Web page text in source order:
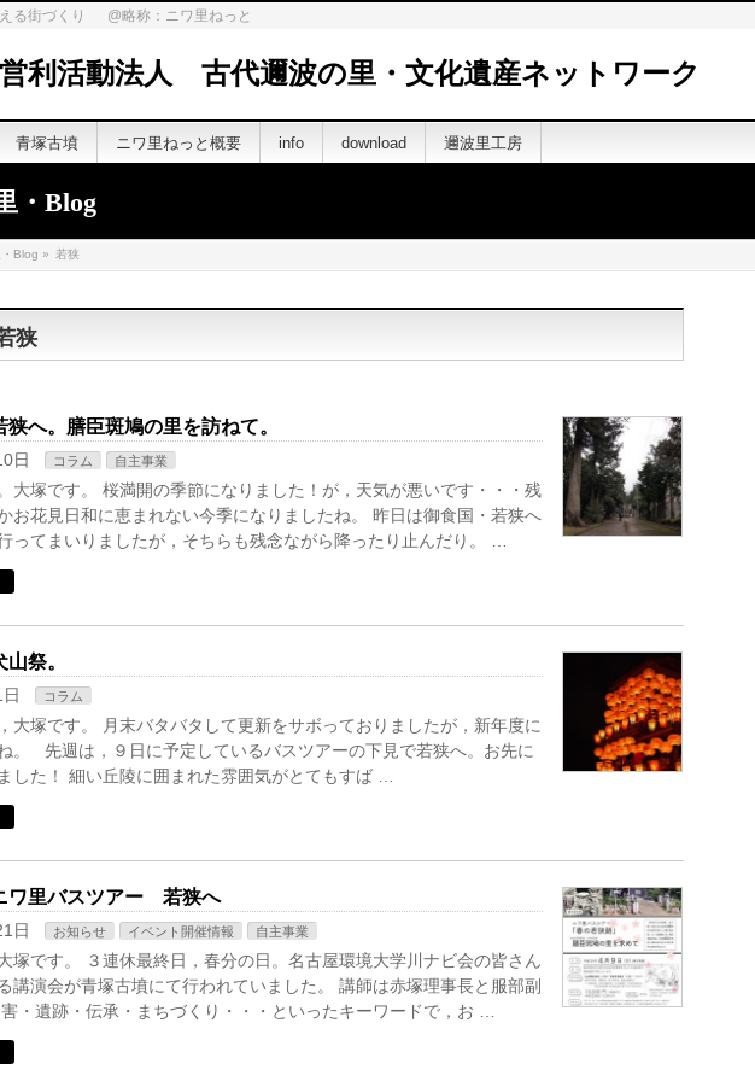
る街づくり @略称：ニワ里ねっと
利活動法人 古代邇波の里・文化遺産ネットワーク
青塚古墳 ニワ里ねっと概要 info download 邇波里工房
・Blog
・Blog » 若狭
狭
狭へ。膳臣斑鳩の里を訪ねて。
日 コラム 自主事業
大塚です。 桜満開の季節になりました！が，天気が悪いです・・・残
お花見日和に恵まれない今季になりましたね。 昨日は御食国・若狭へ
ってまいりましたが，そちらも残念ながら降ったり止んだり。 …
祭。
コラム
大塚です。 月末バタバタして更新をサボっておりましたが，新年度に
。 先週は，９日に予定しているバスツアーの下見で若狭へ。お先に
した！ 細い丘陵に囲まれた雰囲気がとてもすば …
ワ里バスツアー 若狭へ
日 お知らせ イベント開催情報 自主事業
塚です。 ３連休最終日，春分の日。名古屋環境大学川ナビ会の皆さん
講演会が青塚古墳にて行われていました。 講師は赤塚理事長と服部副
・遺跡・伝承・まちづくり・・・といったキーワードで，お …